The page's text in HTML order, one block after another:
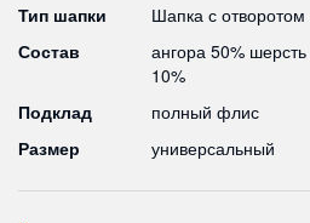
Тип шапки
Шапка с отворотом
Состав
ангора 50%
10%
Подклад
полный флис
Размер
универсальный